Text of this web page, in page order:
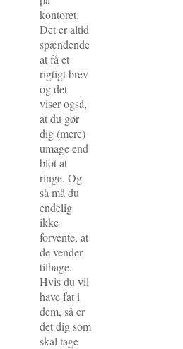
kontoret.
Det er altid
spændende
at få et
rigtigt brev
og det
viser også,
at du gør
dig (mere)
umage end
blot at
ringe. Og
så må du
endelig
ikke
forvente, at
de vender
tilbage.
Hvis du vil
have fat i
dem, så er
det dig som
skal tage